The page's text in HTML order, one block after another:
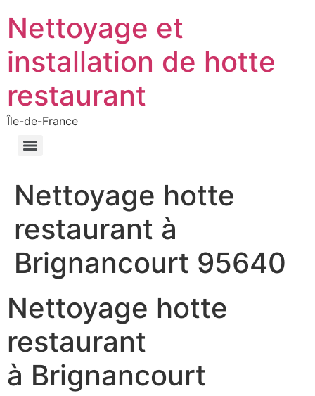
Nettoyage et
installation de hotte
restaurant
Île-de-France
Nettoyage hotte
restaurant à
Brignancourt 95640
Nettoyage hotte
restaurant
à Brignancourt